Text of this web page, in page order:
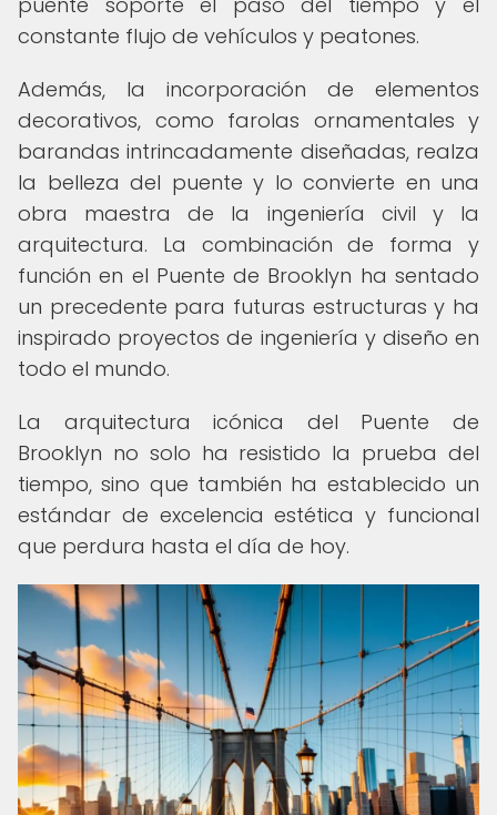
constante flujo de vehículos y peatones.
Además, la incorporación de elementos
decorativos, como farolas ornamentales y
barandas intrincadamente diseñadas, realza
la belleza del puente y lo convierte en una
obra maestra de la ingeniería civil y la
arquitectura. La combinación de forma y
función en el Puente de Brooklyn ha sentado
un precedente para futuras estructuras y ha
inspirado proyectos de ingeniería y diseño en
todo el mundo.
La arquitectura icónica del Puente de
Brooklyn no solo ha resistido la prueba del
tiempo, sino que también ha establecido un
estándar de excelencia estética y funcional
que perdura hasta el día de hoy.